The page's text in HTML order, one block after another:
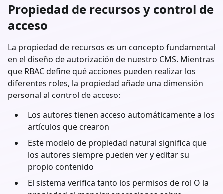
Propiedad de recursos y control de
acceso
La propiedad de recursos es un concepto fundamental
en el diseño de autorización de nuestro CMS. Mientras
que RBAC define qué acciones pueden realizar los
diferentes roles, la propiedad añade una dimensión
personal al control de acceso:
Los autores tienen acceso automáticamente a los
artículos que crearon
Este modelo de propiedad natural significa que
los autores siempre pueden ver y editar su
propio contenido
El sistema verifica tanto los permisos de rol O la